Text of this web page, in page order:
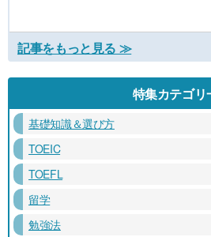
記事をもっと見る ≫
特集カテゴリ
基礎知識＆選び方
TOEIC
TOEFL
留学
勉強法